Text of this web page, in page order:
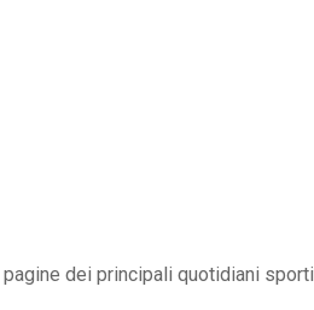
dei principali quotidiani